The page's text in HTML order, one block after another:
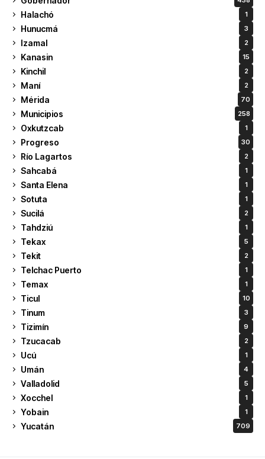
Halachó 1
Hunucmá 3
Izamal 2
Kanasin 15
Kinchil 2
Maní 2
Mérida 70
Municipios 258
Oxkutzcab 1
Progreso 30
Río Lagartos 2
Sahcabá 1
Santa Elena 1
Sotuta 1
Sucilá 2
Tahdziú 1
Tekax 5
Tekit 2
Telchac Puerto 1
Temax 1
Ticul 10
Tinum 3
Tizimín 9
Tzucacab 2
Ucú 1
Umán 4
Valladolid 5
Xocchel 1
Yobain 1
Yucatán 709